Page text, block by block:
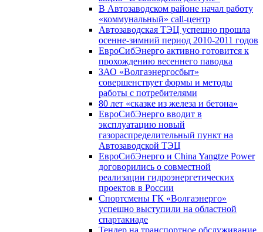
В Автозаводском районе начал работу
«коммунальный» call-центр
Автозаводская ТЭЦ успешно прошла
осенне-зимний период 2010-2011 годов
ЕвроСибЭнерго активно готовится к
прохождению весеннего паводка
ЗАО «Волгаэнергосбыт»
совершенствует формы и методы
работы с потребителями
80 лет «сказке из железа и бетона»
ЕвроСибЭнерго вводит в
эксплуатацию новый
газораспределительный пункт на
Автозаводской ТЭЦ
ЕвроСибЭнерго и China Yangtze Power
договорились о совместной
реализации гидроэнергетических
проектов в России
Спортсмены ГК «Волгаэнерго»
успешно выступили на областной
спартакиаде